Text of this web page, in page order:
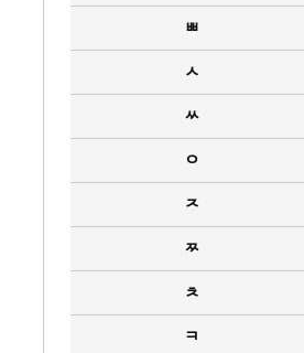
ㅃ
ㅅ
ㅆ
ㅇ
ㅈ
ㅉ
ㅊ
ㅋ